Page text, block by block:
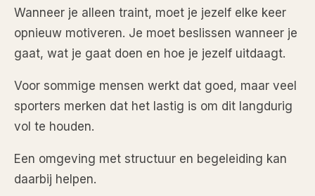
Wanneer je alleen traint, moet je jezelf elke keer
opnieuw motiveren. Je moet beslissen wanneer je
gaat, wat je gaat doen en hoe je jezelf uitdaagt.
Voor sommige mensen werkt dat goed, maar veel
sporters merken dat het lastig is om dit langdurig
vol te houden.
Een omgeving met structuur en begeleiding kan
daarbij helpen.